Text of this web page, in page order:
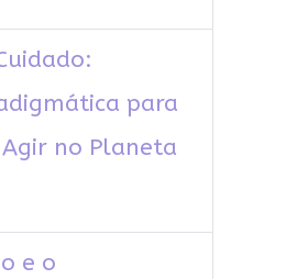
para
no Planeta
e o